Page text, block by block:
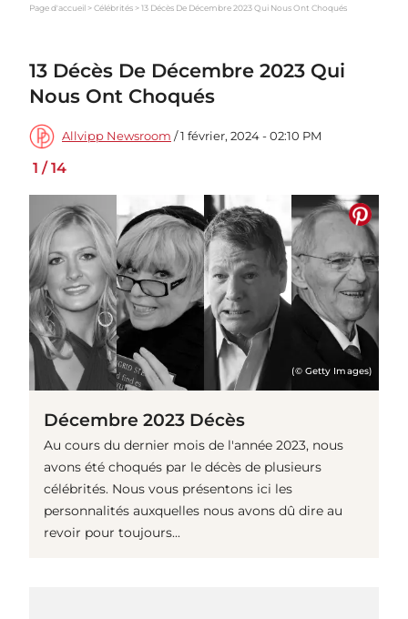
Page d'accueil Célébrités 13 Décès De Décembre 2023 Qui Nous Ont Choqués
13 Décès De Décembre 2023 Qui
Nous Ont Choqués
Allvipp Newsroom / 1 février, 2024 - 02:10 PM
1 /14
(© Getty Images)
Décembre 2023 Décès
Au cours du dernier mois de l'année 2023, nous
avons été choqués par le décès de plusieurs
célébrités. Nous vous présentons ici les
personnalités auxquelles nous avons dû dire au
revoir pour toujours...